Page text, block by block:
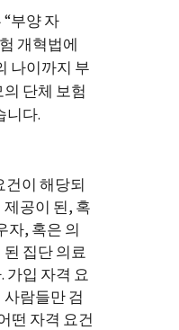
부양 자
개혁법에
나이까지 부
단체 보험
니다.
건이 해당되
공이 된, 혹
자, 혹은 의
집단 의료
가입 자격 요
람들만 검
떤 자격 요건